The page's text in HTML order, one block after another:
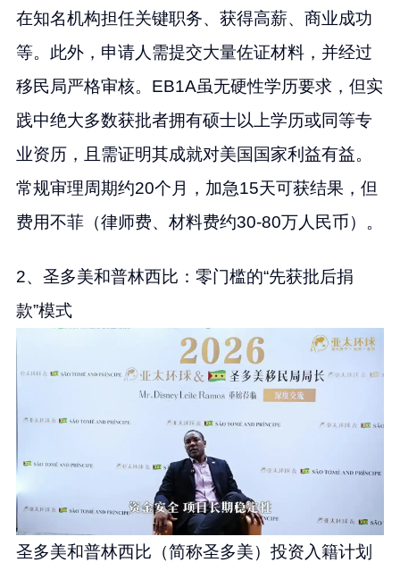
在知名机构担任关键职务、获得高薪、商业成功
等。此外，申请人需提交大量佐证材料，并经过
移民局严格审核。EB1A虽无硬性学历要求，但实
践中绝大多数获批者拥有硕士以上学历或同等专
业资历，且需证明其成就对美国国家利益有益。
常规审理周期约20个月，加急15天可获结果，但
费用不菲（律师费、材料费约30-80万人民币）。
2、圣多美和普林西比：零门槛的“先获批后捐
款”模式
圣多美和普林西比（简称圣多美）投资入籍计划